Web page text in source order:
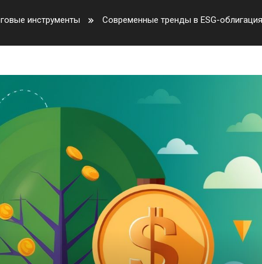
инструменты Современные тренды в ESG-